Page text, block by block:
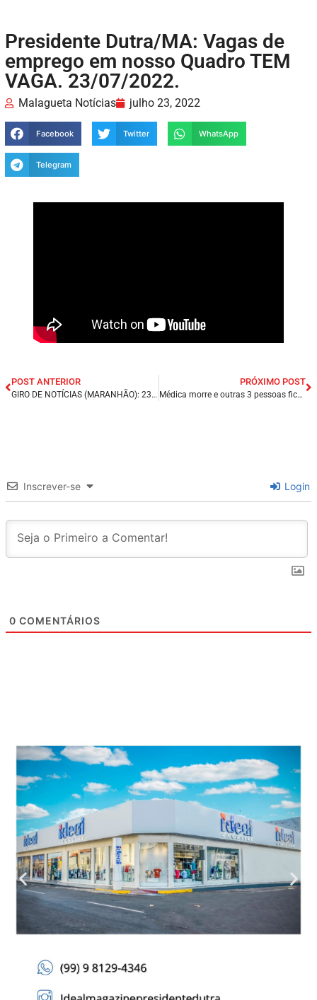
Presidente Dutra/MA: Vagas de
emprego em nosso Quadro TEM
VAGA. 23/07/2022.
Malagueta Notícias julho 23, 2022
Facebook Twitter WhatsApp
Telegram
POST ANTERIOR
GIRO DE NOTÍCIAS (MARANHÃO): 23 DE JULHO DE 2022.
PRÓXIMO POST
Médica morre e outras 3 pessoas ficam feridas após carro capotar em rodovia no interior do Ceará.
Inscrever-se Login
0 COMENTÁRIOS